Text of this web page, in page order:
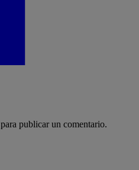
para publicar un comentario.